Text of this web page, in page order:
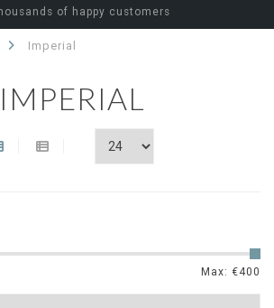
of happy customers
Imperial
IMPERIAL
Max: €400